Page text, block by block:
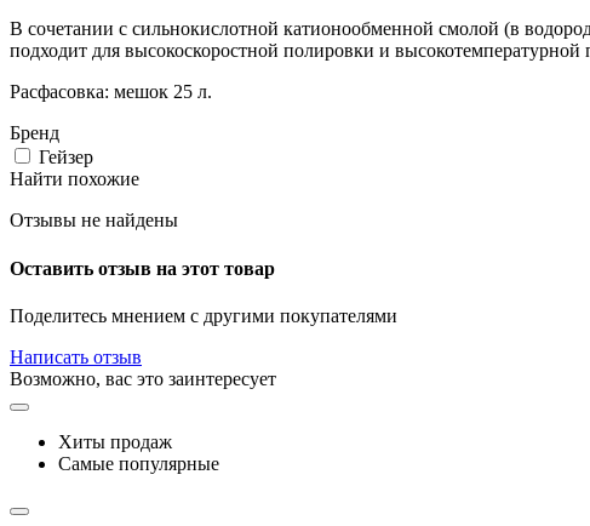
В сочетании с сильнокислотной катионообменной смолой (в
подходит для высокоскоростной полировки и высокотемпературной
Расфасовка: мешок 25 л.
Бренд
Гейзер
Найти похожие
Отзывы не найдены
Оставить отзыв на этот товар
Поделитесь мнением с другими покупателями
Написать отзыв
Возможно, вас это заинтересует
Хиты продаж
Самые популярные